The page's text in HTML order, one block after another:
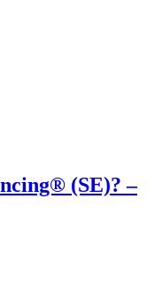
(SE)? –